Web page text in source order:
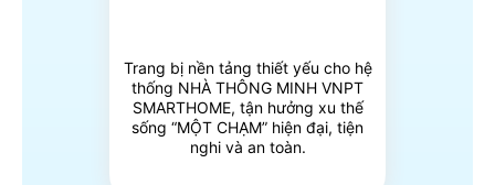
Trang bị nền tảng thiết yếu cho hệ
thống NHÀ THÔNG MINH VNPT
SMARTHOME, tận hưởng xu thế
sống “MỘT CHẠM” hiện đại, tiện
nghi và an toàn.